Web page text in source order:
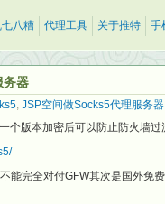
八糟 代理工具 关于推特 手
器
, JSP空间做Socks5代理服务器
个版本加密后可以防止防火墙过
能完全对付GFW其次是国外免